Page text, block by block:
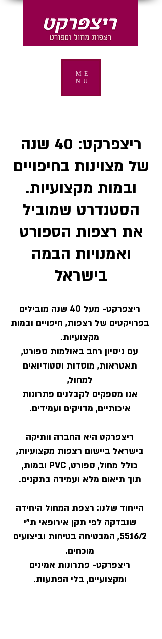
ME
NU
ריצפרקט: 40 שנה
של מצוינות בחיפויים
ובמות מקצועיות.
הסטנדרט שמוביל
את רצפות הספורט
ואמנויות הבמה
בישראל
ריצפרקט- מעל 40 שנה מובילים
בפרויקטים של רצפות, חיפויים ובמות
מקצועיות.
עם ניסיון רחב באולמות ספורט,
תאטראות, מוסדות וסטודיואים
למחול,
אנו מספקים לקבלנים פתרונות
איכותיים, מדויקים ועמידים.
ריצפרקט היא החברה וותיקה
בישראל ביישום רצפות מקצועיות,
כולל מחול, ספורט, PVC ובמות,
תוך תיאום מלא ועמידה בתקנים.
הייחוד שלנו: רצפת המחול היחידה
שנבדקה לפי תקן אירופאי ת״י
5516/2, המבטיחה בטיחות וביצועים
מוכחים.
ריצפרקט- פתרונות אמינים
ומקצועיים, בלי הפתעות.